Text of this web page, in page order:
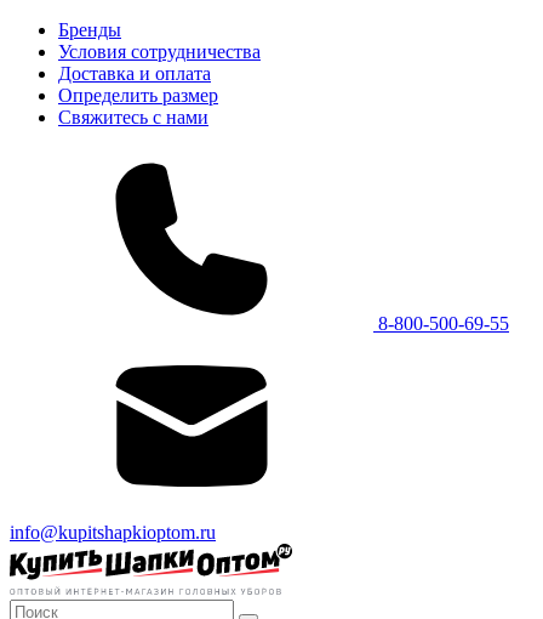
Бренды
Условия сотрудничества
Доставка и оплата
Определить размер
Свяжитесь с нами
8-800-500-69-55
info@kupitshapkioptom.ru